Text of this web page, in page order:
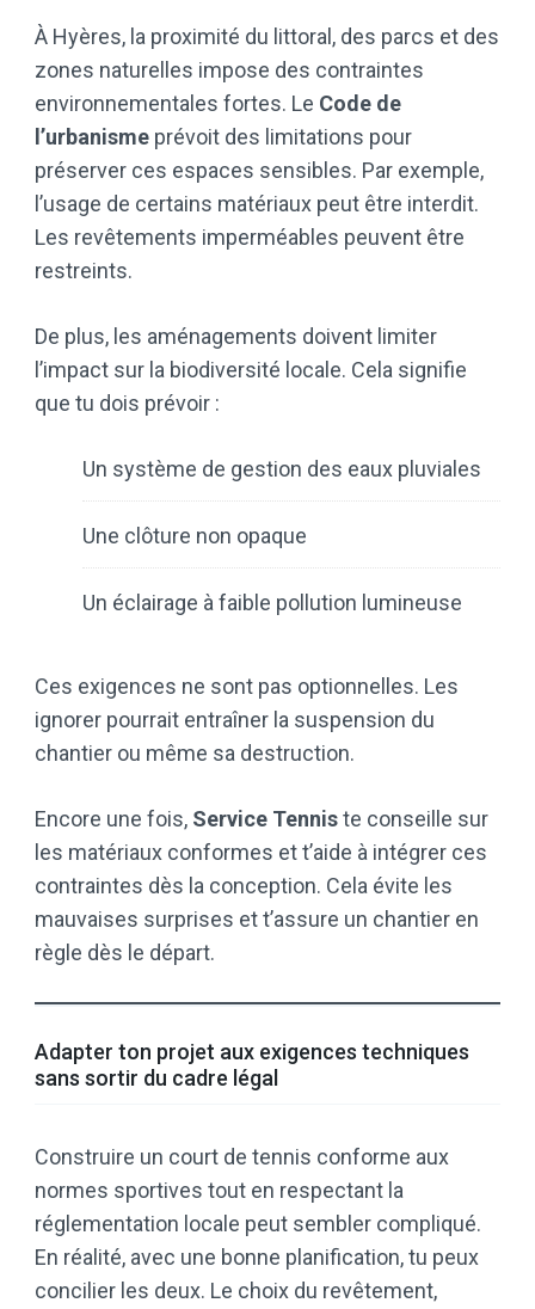
À Hyères, la proximité du littoral, des parcs et des
zones naturelles impose des contraintes
environnementales fortes. Le Code de
l’urbanisme prévoit des limitations pour
préserver ces espaces sensibles. Par exemple,
l’usage de certains matériaux peut être interdit.
Les revêtements imperméables peuvent être
restreints.
De plus, les aménagements doivent limiter
l’impact sur la biodiversité locale. Cela signifie
que tu dois prévoir :
Un système de gestion des eaux pluviales
Une clôture non opaque
Un éclairage à faible pollution lumineuse
Ces exigences ne sont pas optionnelles. Les
ignorer pourrait entraîner la suspension du
chantier ou même sa destruction.
Encore une fois, Service Tenniste conseille sur
les matériaux conformes et t’aide à intégrer ces
contraintes dès la conception. Cela évite les
mauvaises surprises et t’assure un chantier en
règle dès le départ.
Adapter ton projet aux exigences techniques
sans sortir du cadre légal
Construire un court de tennis conforme aux
normes sportives tout en respectant la
réglementation locale peut sembler compliqué.
En réalité, avec une bonne planification, tu peux
concilier les deux. Le choix du revêtement,